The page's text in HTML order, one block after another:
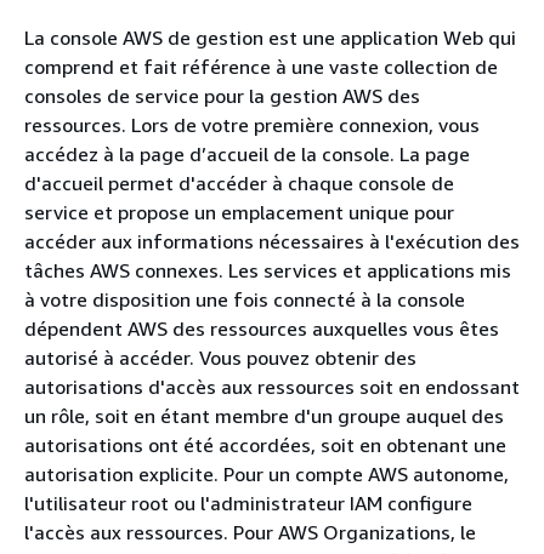
La console AWS de gestion est une application Web qui
comprend et fait référence à une vaste collection de
consoles de service pour la gestion AWS des
ressources. Lors de votre première connexion, vous
accédez à la page d’accueil de la console. La page
d'accueil permet d'accéder à chaque console de
service et propose un emplacement unique pour
accéder aux informations nécessaires à l'exécution des
tâches AWS connexes. Les services et applications mis
à votre disposition une fois connecté à la console
dépendent AWS des ressources auxquelles vous êtes
autorisé à accéder. Vous pouvez obtenir des
autorisations d'accès aux ressources soit en endossant
un rôle, soit en étant membre d'un groupe auquel des
autorisations ont été accordées, soit en obtenant une
autorisation explicite. Pour un compte AWS autonome,
l'utilisateur root ou l'administrateur IAM configure
l'accès aux ressources. Pour AWS Organizations, le